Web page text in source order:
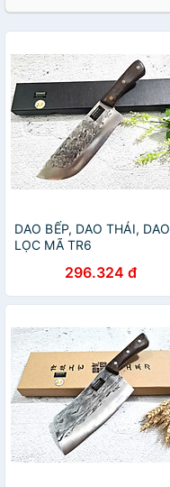
DAO BẾP, DAO THÁI, DAO
LỌC MÃ TR6
296.324 đ